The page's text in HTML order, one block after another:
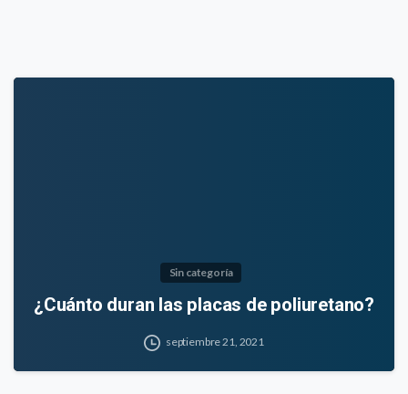
Sin categoría
¿Cuánto duran las placas de poliuretano?
septiembre 21, 2021